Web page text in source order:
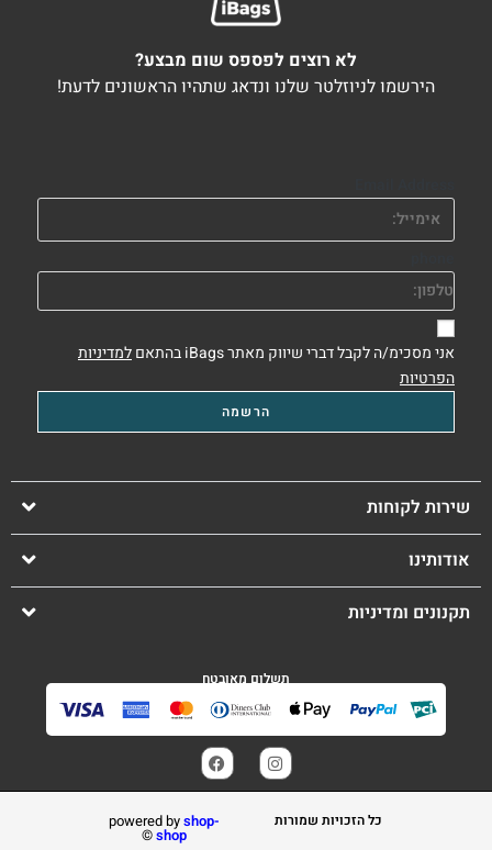
לא רוצים לפספס שום מבצע?
הירשמו לניוזלטר שלנו ונדאג שתהיו הראשונים לדעת!
אני מסכימ/ה לקבל דברי שיווק מאתר iBags בהתאם
למדיניות
הפרטיות
שירות לקוחות
אודותינו
תקנונים ומדיניות
תשלום מאובטח
כל הזכויות שמורות powered byshop-
shop
©️